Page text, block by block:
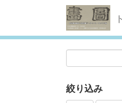
絞り込み